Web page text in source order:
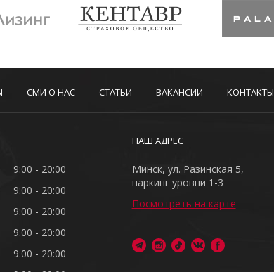
СМИ О НАС СТАТЬИ ВАКАНСИИ КОНТАКТЫ
9:00 - 20:00
9:00 - 20:00
9:00 - 20:00
9:00 - 20:00
9:00 - 20:00
НАШ АДРЕС
Минск, ул. Разинская 5,
паркинг уровни 1-3
Посмотреть на карте